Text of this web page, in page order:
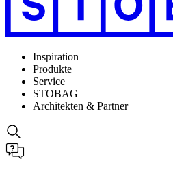
Inspiration
Produkte
Service
STOBAG
Architekten & Partner